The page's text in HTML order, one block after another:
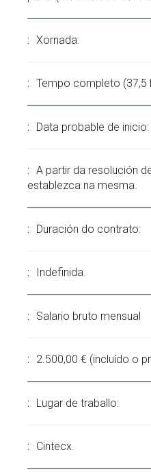
Xornada:
Tempo completo (37,5
Data probable de inicio:
A partir da resolución
establezca na mesma.
Duración do contrato:
Indefinida.
Salario bruto mensual
2.500,00 € (incluído o
Lugar de traballo:
Cintecx.